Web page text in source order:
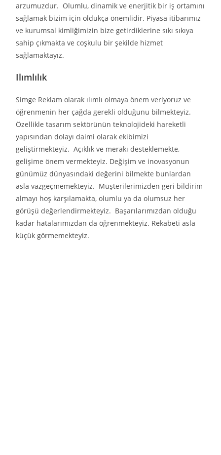
arzumuzdur. Olumlu, dinamik ve enerjitik bir iş ortamını
sağlamak bizim için oldukça önemlidir. Piyasa itibarımız
ve kurumsal kimliğimizin bize getirdiklerine sıkı sıkıya
sahip çıkmakta ve coşkulu bir şekilde hizmet
sağlamaktayız.
Ilımlılık
Simge Reklam olarak ılımlı olmaya önem veriyoruz ve
öğrenmenin her çağda gerekli olduğunu bilmekteyiz.
Özellikle tasarım sektörünün teknolojideki hareketli
yapısından dolayı daimi olarak ekibimizi
geliştirmekteyiz. Açıklık ve merakı desteklemekte,
gelişime önem vermekteyiz. Değişim ve inovasyonun
günümüz dünyasındaki değerini bilmekte bunlardan
asla vazgeçmemekteyiz. Müşterilerimizden geri bildirim
almayı hoş karşılamakta, olumlu ya da olumsuz her
görüşü değerlendirmekteyiz. Başarılarımızdan olduğu
kadar hatalarımızdan da öğrenmekteyiz. Rekabeti asla
küçük görmemekteyiz.